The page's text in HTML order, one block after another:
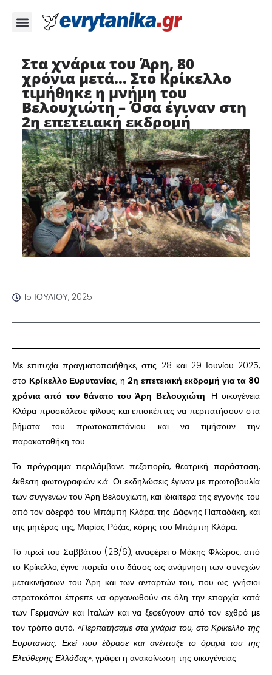
Στα χνάρια του Άρη, 80
χρόνια μετά… Στο Κρίκελλο
τιμήθηκε η μνήμη του
Βελουχιώτη – Όσα έγιναν στη
2η επετειακή εκδρομή
15 ΙΟΥΛΊΟΥ, 2025
Με επιτυχία πραγματοποιήθηκε, στις 28 και 29 Ιουνίου 2025,
στο Κρίκελλο Ευρυτανίας, η 2η επετειακή εκδρομή για τα 80
χρόνια από τον θάνατο του Άρη Βελουχιώτη. Η οικογένεια
Κλάρα προσκάλεσε φίλους και επισκέπτες να περπατήσουν στα
βήματα του πρωτοκαπετάνιου και να τιμήσουν την
παρακαταθήκη του.
Το πρόγραμμα περιλάμβανε πεζοπορία, θεατρική παράσταση,
έκθεση φωτογραφιών κ.ά. Οι εκδηλώσεις έγιναν με πρωτοβουλία
των συγγενών του Άρη Βελουχιώτη, και ιδιαίτερα της εγγονής του
από τον αδερφό του Μπάμπη Κλάρα, της Δάφνης Παπαδάκη, και
της μητέρας της, Μαρίας Ρόζας, κόρης του Μπάμπη Κλάρα.
Το πρωί του Σαββάτου (28/6), αναφέρει ο Μάκης Φλώρος, από
το Κρίκελλο, έγινε πορεία στο δάσος ως ανάμνηση των συνεχών
μετακινήσεων του Άρη και των ανταρτών του, που ως γνήσιοι
στρατοκόποι έπρεπε να οργανωθούν σε όλη την επαρχία κατά
των Γερμανών και Ιταλών και να ξεφεύγουν από τον εχθρό με
τον τρόπο αυτό. «Περπατήσαμε στα χνάρια του, στο Κρίκελλο της
Ευρυτανίας. Εκεί που έδρασε και ανέπτυξε το όραμά του της
Ελεύθερης Ελλάδας», γράφει η ανακοίνωση της οικογένειας.